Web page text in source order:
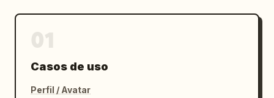
Casos de uso
Perfil / Avatar